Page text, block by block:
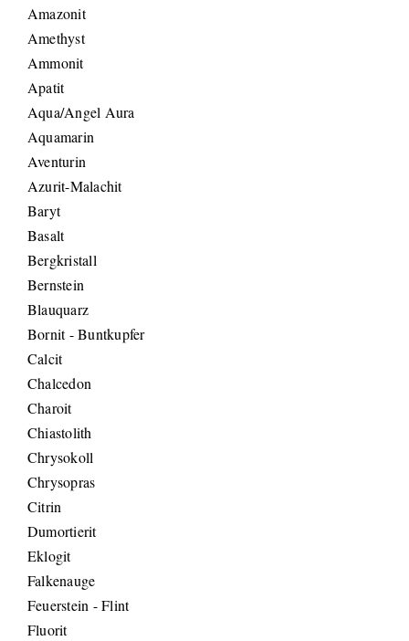
Amazonit
Amethyst
Ammonit
Apatit
Aqua/Angel Aura
Aquamarin
Aventurin
Azurit-Malachit
Baryt
Basalt
Bergkristall
Bernstein
Blauquarz
Bornit - Buntkupfer
Calcit
Chalcedon
Charoit
Chiastolith
Chrysokoll
Chrysopras
Citrin
Dumortierit
Eklogit
Falkenauge
Feuerstein - Flint
Fluorit